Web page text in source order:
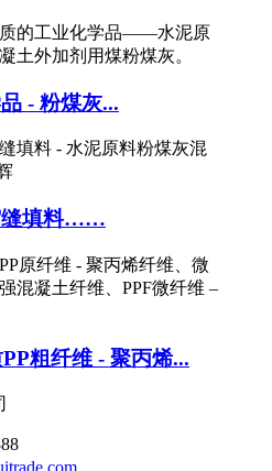
- 粉煤灰...
缝填料……
粗纤维 - 聚丙烯...